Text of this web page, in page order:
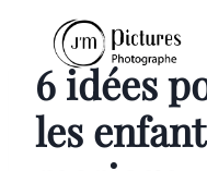
contenu6 idées
les